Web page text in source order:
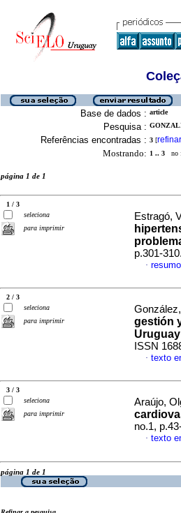
Base de dados : article
Pesquisa :
Referências encontradas : 3 [refinar
Mostrando: 1 .. 3 no
página 1 de 1
1 / 3
seleciona
para imprimir
Estragó,
p.301-
·
2 / 3
seleciona
para imprimir
gestión
Uruguay
ISSN
· texto
3 / 3
seleciona
para imprimir
Araújo,
no.1,
· texto
página 1 de 1